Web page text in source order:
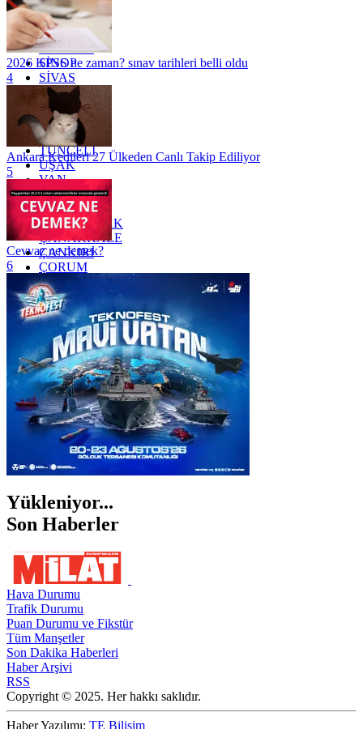
OSMANİYE
RİZE
SAKARYA
SAMSUN
SİNOP
SİVAS
SİİRT
TEKİRDAĞ
TOKAT
TRABZON
TUNCELİ
UŞAK
VAN
YALOVA
YOZGAT
ZONGULDAK
ÇANAKKALE
ÇANKIRI
ÇORUM
İSTANBUL
İZMİR
ŞANLIURFA
ŞIRNAK
2026 KPSS ne zaman? sınav tarihleri belli oldu
4
Ankara Kedileri 27 Ülkeden Canlı Takip Ediliyor
5
Cevvaz ne demek?
6
Yükleniyor...
Son Haberler
Hava Durumu
Trafik Durumu
Puan Durumu ve Fikstür
Tüm Manşetler
Son Dakika Haberleri
Haber Arşivi
RSS
Copyright © 2025. Her hakkı saklıdır.
Haber Yazılımı: TE Bilişim